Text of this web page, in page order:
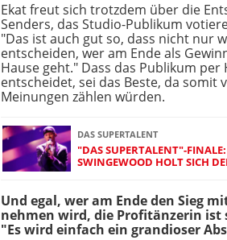
Ekat freut sich trotzdem über die
Senders, das Studio-Publikum
"Das ist auch gut so, dass nicht nur
entscheiden, wer am Ende als
Hause geht." Dass das Publikum per
entscheidet, sei das Beste, da somit
Meinungen zählen würden.
DAS SUPERTALENT
"DAS SUPERTALENT"-
SWINGEWOOD HOLT SICH
Und egal, wer am Ende den Sieg
nehmen wird, die Profitänzerin ist
"Es wird einfach ein grandioser